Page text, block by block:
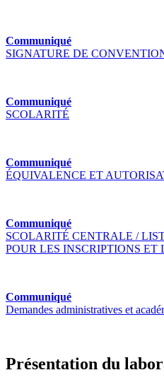
Communiqué
SIGNATURE DE
Communiqué
SCOLARITÉ
Communiqué
ÉQUIVALENCE ET
Communiqué
SCOLARITÉ CENTRALE /
POUR LES INSCRIPTIONS ET
Communiqué
Demandes administratives et
Présentation du